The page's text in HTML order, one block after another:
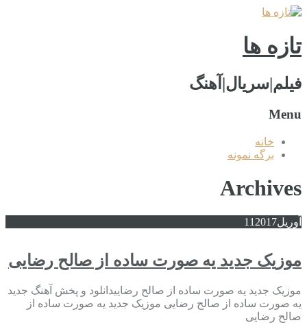
تازه ها
فیلم|سریال|آهنگ
Menu
خانه
برگه نمونه
Archives
آوریل 11 2017
موزیک جدید یه صورت ساده از صالح رضایی
موزیک جدید یه صورت ساده از صالح رضاییدانلود و پخش آهنگ جدید
یه صورت ساده از صالح رضایی موزیک جدید یه صورت ساده از
صالح رضایی